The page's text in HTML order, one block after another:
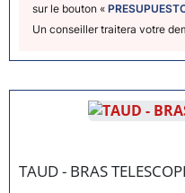
sur le bouton «
Un conseiller traitera votre
TAUD - BRAS